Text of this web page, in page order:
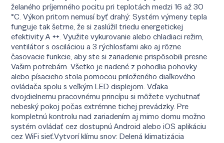
želaného príjemného pocitu pri teplotách medzi 16 až 30
°C. Výkon pritom nemusí byť drahý: Systém výmeny tepla
funguje tak šetrne, že si zaslúžil triedu energetickej
efektivity A ++. Využite vykurovanie alebo chladiaci režim,
ventilátor s osciláciou a 3 rýchlosťami ako aj rôzne
časovacie funkcie, aby ste si zariadenie prispôsobili presne
Vašim potrebám. Všetko je riadené z pohodlia pohovky
alebo písacieho stola pomocou priloženého diaľkového
ovládača spolu s veľkým LED displejom. Vďaka
dvojdielnemu pracovnému princípu si môžete vychutnať
nebeský pokoj počas extrémne tichej prevádzky. Pre
kompletnú kontrolu nad zariadením aj mimo domu možno
systém ovládať cez dostupnú Android alebo iOS aplikáciu
cez WiFi sieť.Vytvorí klímu snov: Delená klimatizácia